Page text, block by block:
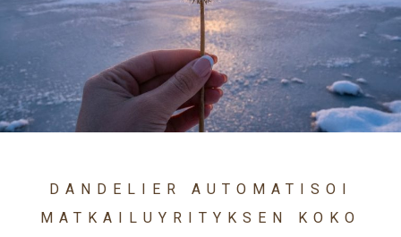
DANDELIER AUTOMATISOI
MATKAILUYRITYKSEN KOKO